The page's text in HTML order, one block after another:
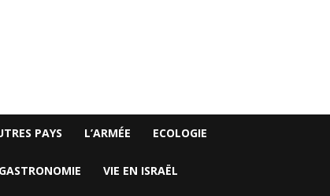
PAYS L’ARMÉE ECOLOGIE
GASTRONOMIE VIE EN ISRAËL